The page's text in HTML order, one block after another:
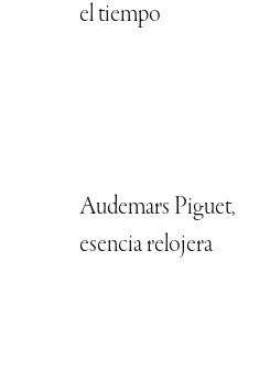
el tiempo
Audemars Piguet,
esencia relojera